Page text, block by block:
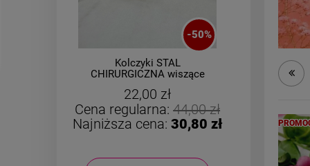
-50%
Kolczyki STAL
CHIRURGICZNA wiszące
22,00 zł
Cena regularna:44,00 zł
Najniższa cena:30,80 zł